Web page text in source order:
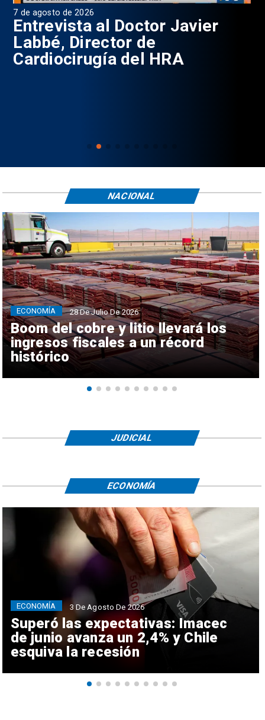
7 de agosto de 2026
Entrevista al Doctor Javier
Labbé, Director de
Cardiocirugía del HRA
Boom del cobre y litio llevará los
ingresos fiscales a un récord
histórico
ECONOMÍA 28 De Julio De 2026
NACIONAL
JUDICIAL
Superó las expectativas: Imacec
de junio avanza un 2,4% y Chile
esquiva la recesión
ECONOMÍA 3 De Agosto De 2026
ECONOMÍA